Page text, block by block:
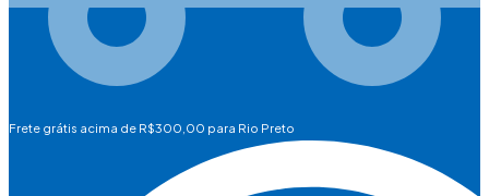
Frete grátis acima de R$300,00 para Rio Preto